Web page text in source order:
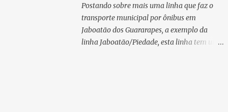
recuperação judicial e fechamento de filial, o
que em 2025 fez com que a encarroçadora
só produzisse 16 unidades de ônibus
Postando sobre mais uma linha que faz o
transporte municipal por ônibus em
Jaboatão dos Guararapes, a exemplo da
linha Jaboatão/Piedade, esta linha tem um